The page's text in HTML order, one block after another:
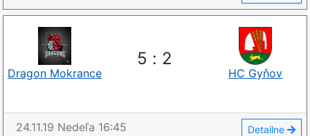
5 : 2
Dragon Mokrance HC Gyňov
24.11.19 Nedeľa 16:45 Detailne